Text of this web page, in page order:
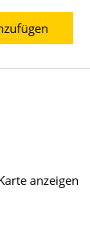
anzeigen